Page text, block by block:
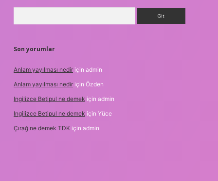
Son yorumlar
Anlam yayılması nedir için admin
Anlam yayılması nedir için Özden
Ingilizce Betipul ne demek için admin
Ingilizce Betipul ne demek için Yüce
Çırağ ne demek TDK için admin